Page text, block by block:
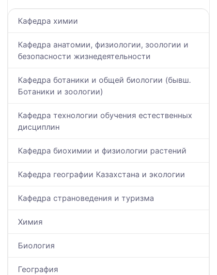
Кафедра химии
Кафедра анатомии, физиологии, зоологии и
безопасности жизнедеятельности
Кафедра ботаники и общей биологии (бывш.
Ботаники и зоологии)
Кафедра технологии обучения естественных
дисциплин
Кафедра биохимии и физиологии растений
Кафедра географии Казахстана и экологии
Кафедра страноведения и туризма
Химия
Биология
География